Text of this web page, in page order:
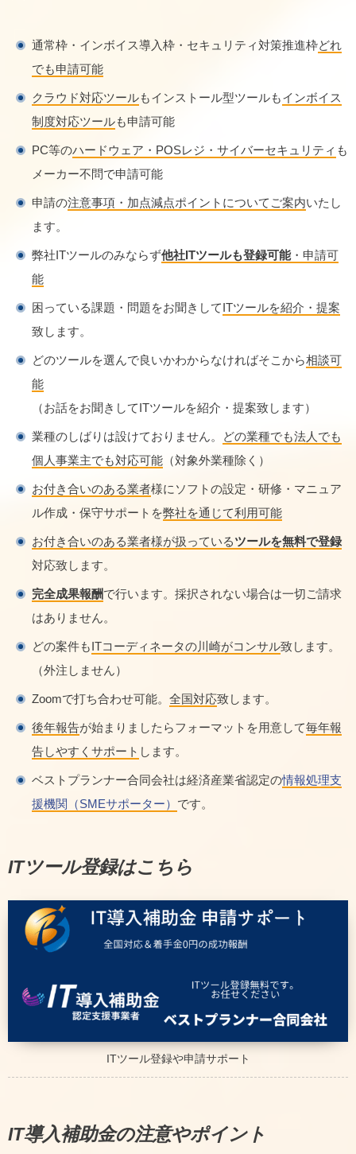
通常枠・インボイス導入枠・セキュリティ対策推進枠どれ
でも申請可能
クラウド対応ツールもインストール型ツールもインボイス
制度対応ツールも申請可能
PC等のハードウェア・POSレジ・サイバーセキュリティ も
メーカー不問で申請可能
申請の注意事項・加点減点ポイントについてご案内いたし
ます。
弊社ITツールのみならず他社ITツールも登録可能・申請可
能
困っている課題・問題をお聞きしてITツールを紹介・提案
致します。
どのツールを選んで良いかわからなければそこから相談可
能
（お話をお聞きしてITツールを紹介・提案致します）
業種のしばりは設けておりません。
どの業種でも法人でも
個人事業主でも対応可能 （対象外業種除く）
お付き合いのある業者様にソフトの設定・研修・マニュア
ル作成・保守サポートを弊社を通じて利用可能
お付き合いのある業者様が扱っているツールを無料で登録
対応致します。
完全成果報酬で行います。採択されない場合は一切ご請求
はありません。
どの案件もITコーディネータの川崎がコンサル致します。
（外注しません）
Zoomで打ち合わせ可能。 全国対応致します。
後年報告が始まりましたらフォーマットを用意して毎年報
告しやすくサポート します。
ベストプランナー合同会社は経済産業省認定の情報処理支
援機関（SMEサポーター） です。
ITツール登録はこちら
ITツール登録や申請サポート
IT導入補助金の注意やポイント